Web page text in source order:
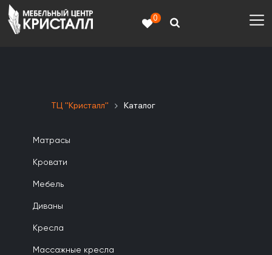
0
ТЦ "Кристалл" Каталог
Матрасы
Кровати
Мебель
Диваны
Кресла
Массажные кресла